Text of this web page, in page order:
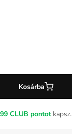
Kosárba
CLUB pontot kapsz.